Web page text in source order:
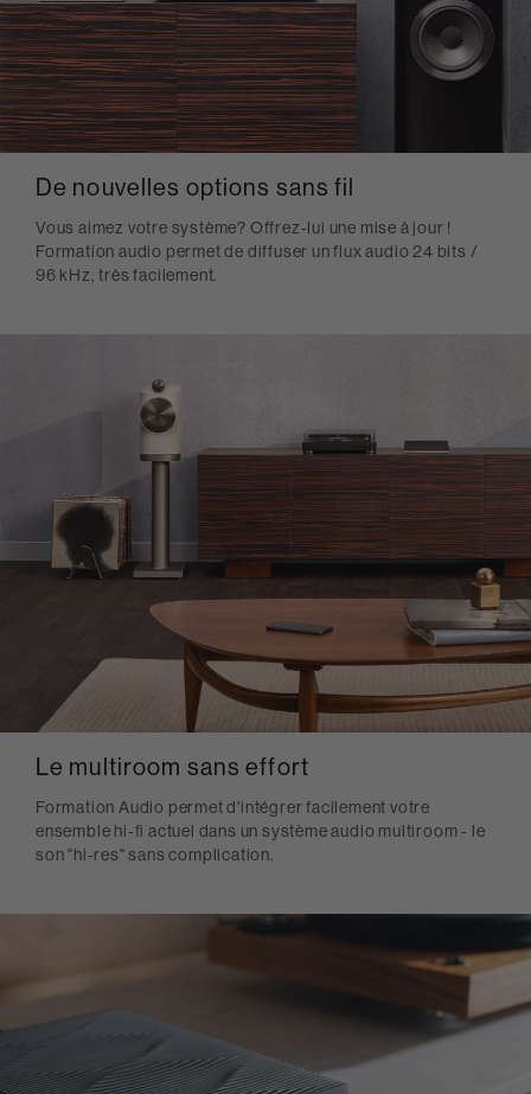
De nouvelles options sans fil
Vous aimez votre système? Offrez-lui une mise à jour !
Formation audio permet de diffuser un flux audio 24 bits /
96 kHz, très facilement.
Le multiroom sans effort
Formation Audio permet d'intégrer facilement votre
ensemble hi-fi actuel dans un système audio multiroom - le
son "hi-res" sans complication.